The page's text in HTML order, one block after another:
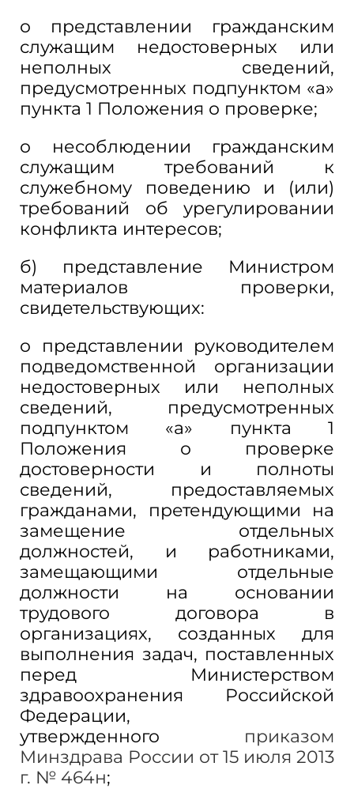
о представлении гражданским
служащим недостоверных или
неполных сведений,
предусмотренных подпунктом «а»
пункта 1 Положения о проверке;
о несоблюдении гражданским
служащим требований к
служебному поведению и (или)
требований об урегулировании
конфликта интересов;
б) представление Министром
материалов проверки,
свидетельствующих:
о представлении руководителем
подведомственной организации
недостоверных или неполных
сведений, предусмотренных
подпунктом «а» пункта 1
Положения о проверке
достоверности и полноты
сведений, предоставляемых
гражданами, претендующими на
замещение отдельных
должностей, и работниками,
замещающими отдельные
должности на основании
трудового договора в
организациях, созданных для
выполнения задач, поставленных
перед Министерством
здравоохранения Российской
Федерации,
утвержденного приказом
Минздрава России от 15 июля 2013
г. № 464н;